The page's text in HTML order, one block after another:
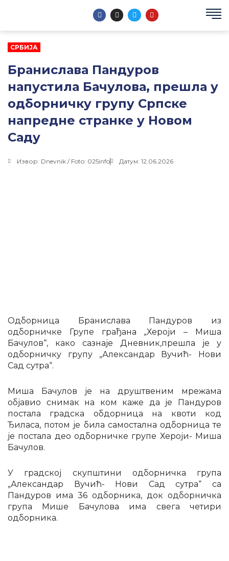
F
a
e
I
n
t
m
T
w
t
Y
o
t
СРБИЈА
Бранислава Пандуров
напустила Бачулова, прешла у
одборничку групу Српске
напредне странке у Новом
Саду
Извор: Dnevnik / Foto: 025info Датум: 12.06.2026
Одборница Бранислава Пандуров из
одборничке Групе грађана „Хероји – Миша
Бачулов“, како сазнаје Дневник,прешла је у
одборничку групу „Александар Вучић- Нови
Сад сутра“.
Миша Бачулов је на друштвеним мрежама
објавио снимак на ком каже да је Пандуров
постала градска обдорница на квоти код
Ђиласа, потом је била самостална одборница те
је постала део одборничке групе Хероји- Миша
Бачулов.
У градској скупштини одборничка група
„Александар Вучић- Нови Сад сутра“ са
Пандуров има 36 одборника, док одборничка
група Мише Бачулова има свега четири
одборника.